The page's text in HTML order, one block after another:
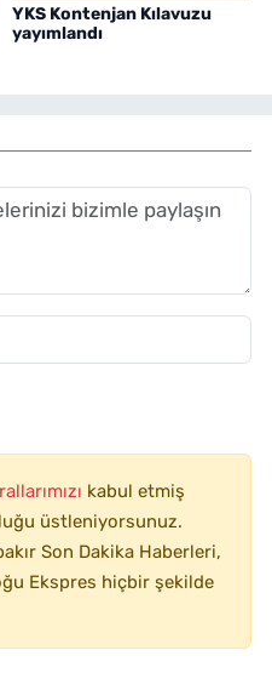
YKS Kontenjan Kılavuzu
yayımlandı
kabul etmiş
üstleniyorsunuz.
Son Dakika Haberleri,
Ekspres hiçbir şekilde